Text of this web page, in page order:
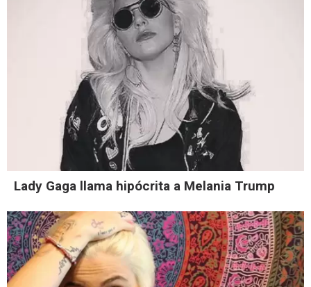
Lady Gaga llama hipócrita a Melania Trump